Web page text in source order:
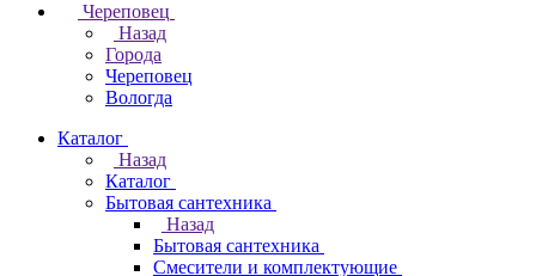
Череповец
Назад
Города
Череповец
Вологда
Каталог
Назад
Каталог
Бытовая сантехника
Назад
Бытовая сантехника
Смесители и комплектующие